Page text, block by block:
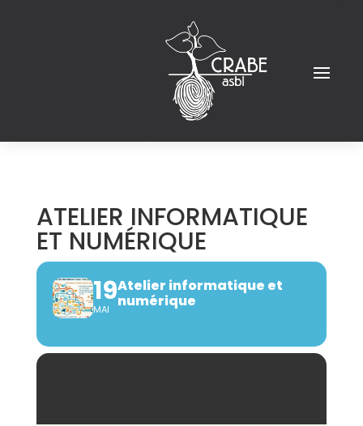
ATELIER INFORMATIQUE
ET NUMÉRIQUE
19
MAI
Atelier informatique et
numérique